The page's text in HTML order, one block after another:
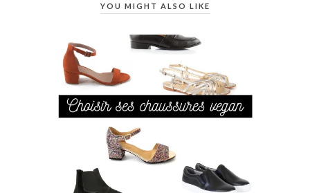
YOU MIGHT ALSO LIKE